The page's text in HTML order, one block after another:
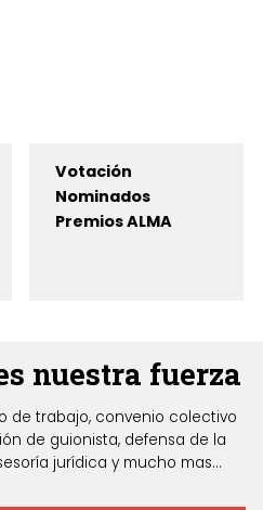
Votación
Nominados
Premios ALMA
nuestra fuerza
de trabajo, convenio colectivo
de guionista, defensa de la
jurídica y mucho mas...